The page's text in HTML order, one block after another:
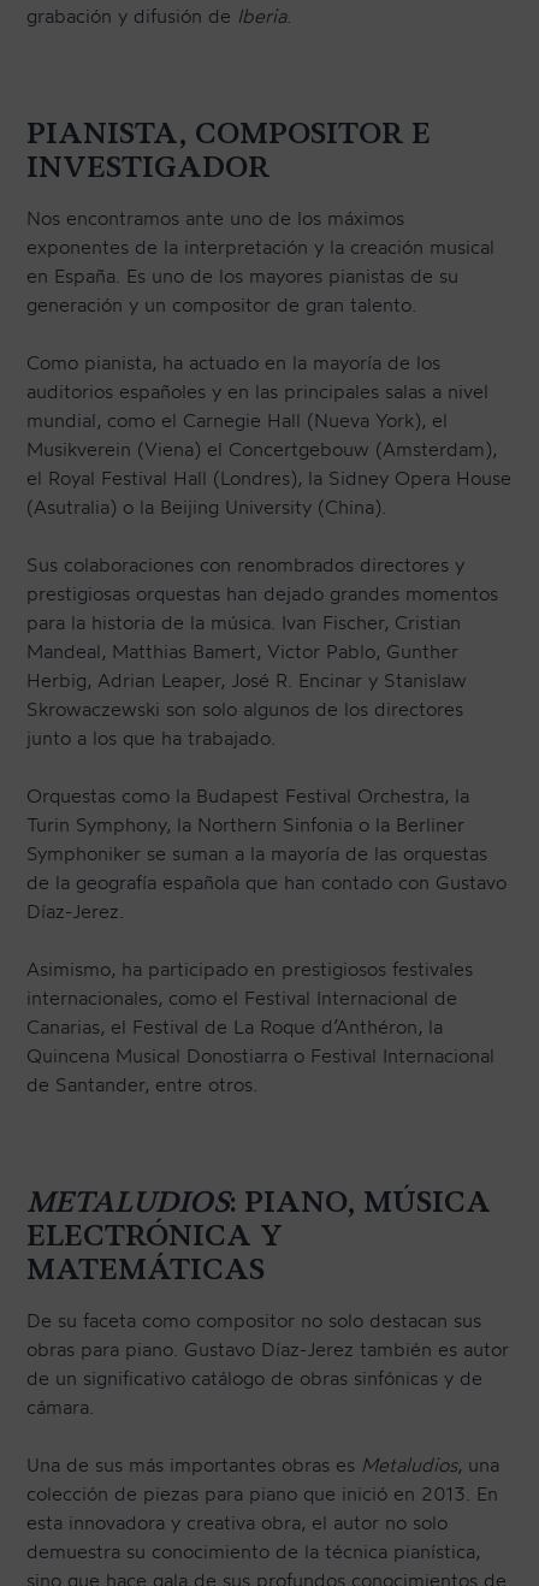
grabación y difusión de Iberia.
PIANISTA, COMPOSITOR E
INVESTIGADOR
Nos encontramos ante uno de los máximos
exponentes de la interpretación y la creación musical
en España. Es uno de los mayores pianistas de su
generación y un compositor de gran talento.
Como pianista, ha actuado en la mayoría de los
auditorios españoles y en las principales salas a nivel
mundial, como el Carnegie Hall (Nueva York), el
Musikverein (Viena) el Concertgebouw (Amsterdam),
el Royal Festival Hall (Londres), la Sidney Opera House
(Asutralia) o la Beijing University (China).
Sus colaboraciones con renombrados directores y
prestigiosas orquestas han dejado grandes momentos
para la historia de la música. Ivan Fischer, Cristian
Mandeal, Matthias Bamert, Victor Pablo, Gunther
Herbig, Adrian Leaper, José R. Encinar y Stanislaw
Skrowaczewski son solo algunos de los directores
junto a los que ha trabajado.
Orquestas como la Budapest Festival Orchestra, la
Turin Symphony, la Northern Sinfonia o la Berliner
Symphoniker se suman a la mayoría de las orquestas
de la geografía española que han contado con Gustavo
Díaz-Jerez.
Asimismo, ha participado en prestigiosos festivales
internacionales, como el Festival Internacional de
Canarias, el Festival de La Roque d’Anthéron, la
Quincena Musical Donostiarra o Festival Internacional
de Santander, entre otros.
METALUDIOS: PIANO, MÚSICA
ELECTRÓNICA Y
MATEMÁTICAS
De su faceta como compositor no solo destacan sus
obras para piano. Gustavo Díaz-Jerez también es autor
de un significativo catálogo de obras sinfónicas y de
cámara.
Una de sus más importantes obras es Metaludios, una
colección de piezas para piano que inició en 2013. En
esta innovadora y creativa obra, el autor no solo
demuestra su conocimiento de la técnica pianística,
sino que hace gala de sus profundos conocimientos de